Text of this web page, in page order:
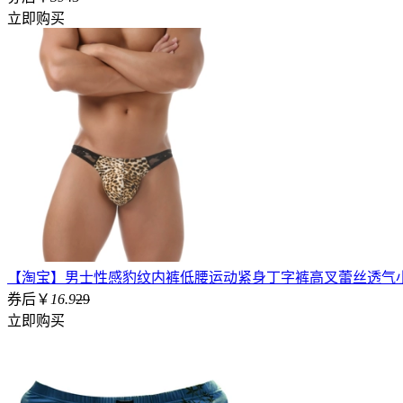
立即购买
【淘宝】男士性感豹纹内裤低腰运动紧身丁字裤高叉蕾丝透气
券后￥ 16.929
立即购买